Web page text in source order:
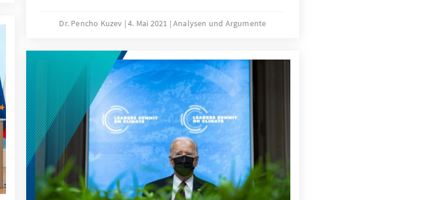
Pandemiebekämpfung – die Kontaktverfolgung über
sind die Gründe hierfür? Warum lassen sich die App-
Erfolge aus asiatischen Ländern nicht auf Europa
übertragen?
Dr. Pencho Kuzev 4. Mai 2021 Analysen und Argumente